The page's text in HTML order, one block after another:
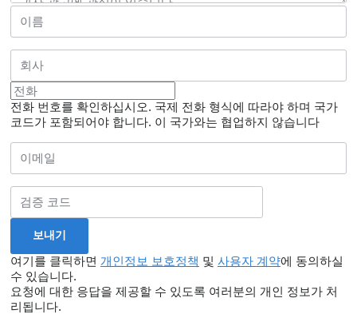
전화 번호를 확인하십시오. 국제 전화 형식에 따라야 하며 국가
코드가 포함되어야 합니다. 이 국가와는 협업하지 않습니다
여기를 클릭하면 개인정보 보호정책 및 사용자 계약에 동의하실
수 있습니다.
요청에 대한 응답을 제공할 수 있도록 여러분의 개인 정보가 처
리됩니다.